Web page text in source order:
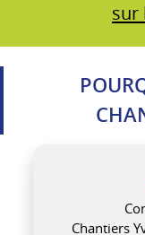
sur
Chantiers